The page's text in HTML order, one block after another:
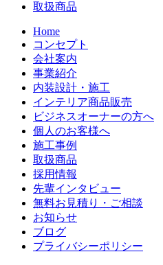
取扱商品
Home
コンセプト
会社案内
事業紹介
内装設計・施工
インテリア商品販売
ビジネスオーナーの方へ
個人のお客様へ
施工事例
取扱商品
採用情報
先輩インタビュー
無料お見積り・ご相談
お知らせ
ブログ
プライバシーポリシー